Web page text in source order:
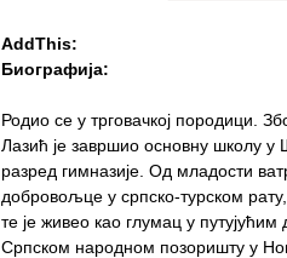
AddThis:
Биографија:
Родио се у трговачкој породици.
Лазић је завршио основну школу
разред гимназије. Од младости
добровољце у српско-турском
те је живео као глумац у
Српском народном позоришту у